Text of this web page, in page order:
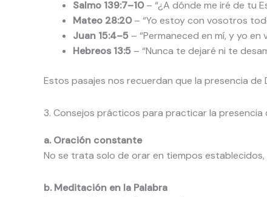
Salmo 139:7–10– “¿A dónde me iré de tu
Mateo 28:20– “Yo estoy con vosotros
Juan 15:4–5 – “Permaneced en mí, y yo
Hebreos 13:5 – “Nunca te dejaré ni te
Estos pasajes nos recuerdan que la presencia
3. Consejos prácticos para practicar la presencia
a. Oración constante
No se trata solo de orar en tiempos
b. Meditación en la Palabra